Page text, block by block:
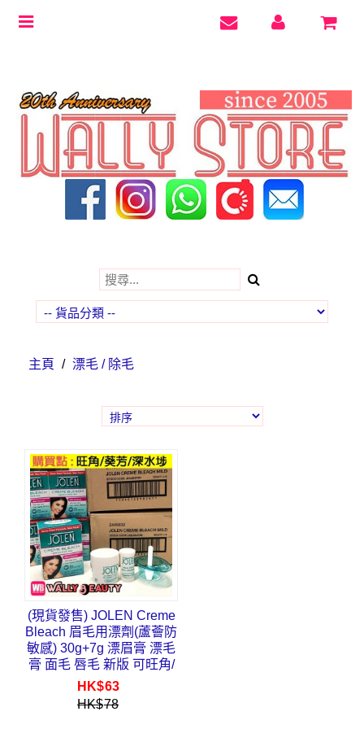
Toggle
主頁 / 漂毛 / 除毛
(現貨發售) JOLEN Creme
Bleach 眉毛用漂劑(蘆薈防
敏感) 30g+7g 漂眉膏 漂毛
膏 面毛 唇毛 新版 可旺角/
葵芳/深水埗取
HK$63
HK$78